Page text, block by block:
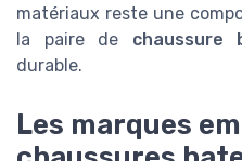
matériaux reste une
la paire de chaussure
durable.
Les marques